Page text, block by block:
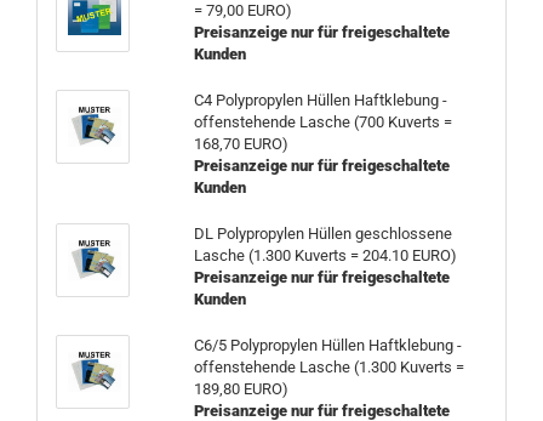
= 79,00 EURO)
Preisanzeige nur für freigeschaltete
Kunden
C4 Polypropylen Hüllen Haftklebung -
offenstehende Lasche (700 Kuverts =
168,70 EURO)
Preisanzeige nur für freigeschaltete
Kunden
DL Polypropylen Hüllen geschlossene
Lasche (1.300 Kuverts = 204.10 EURO)
Preisanzeige nur für freigeschaltete
Kunden
C6/5 Polypropylen Hüllen Haftklebung -
offenstehende Lasche (1.300 Kuverts =
189,80 EURO)
Preisanzeige nur für freigeschaltete